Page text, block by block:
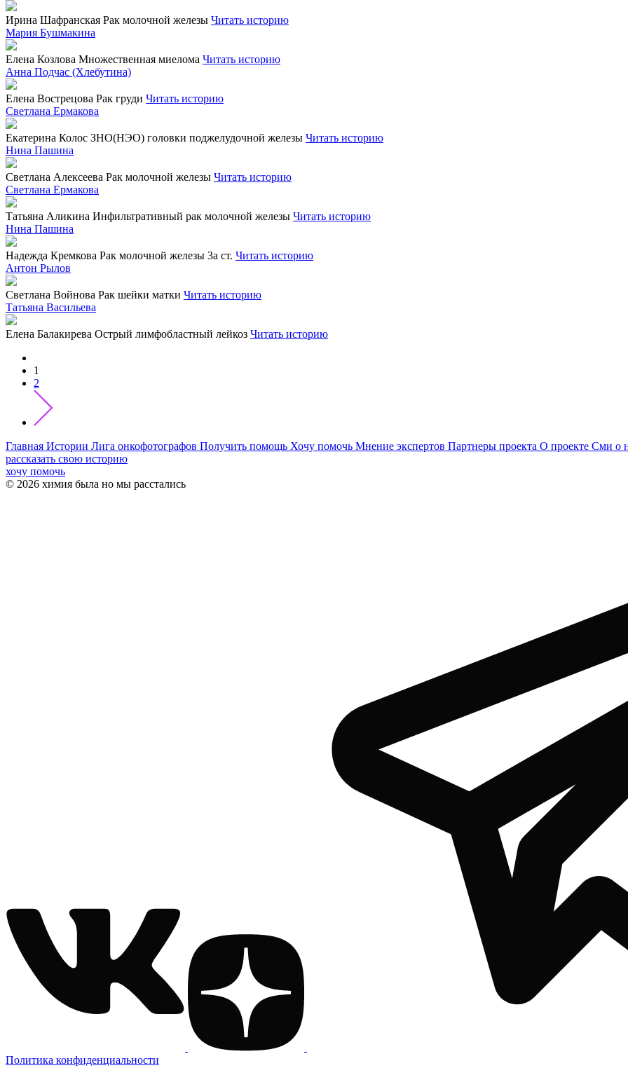
Ирина Шафранская Рак молочной железы Читать историю
Мария Бушмакина
Елена Козлова Множественная миелома Читать историю
Анна Подчас (Хлебутина)
Елена Вострецова Рак груди Читать историю
Светлана Ермакова
Екатерина Колос ЗНО(НЭО) головки поджелудочной железы Читать историю
Нина Пашина
Светлана Алексеева Рак молочной железы Читать историю
Светлана Ермакова
Татьяна Аликина Инфильтративный рак молочной железы Читать историю
Нина Пашина
Надежда Кремкова Рак молочной железы 3а ст. Читать историю
Антон Рылов
Светлана Войнова Рак шейки матки Читать историю
Татьяна Васильева
Елена Балакирева Острый лимфобластный лейкоз Читать историю
1
2
Главная Истории Лига онкофотографов Получить помощь Хочу помочь Мнение экспертов Партнеры проекта О проекте Сми о
рассказать свою историю
хочу помочь
© 2026 химия была но мы расстались
Политика конфиденциальности